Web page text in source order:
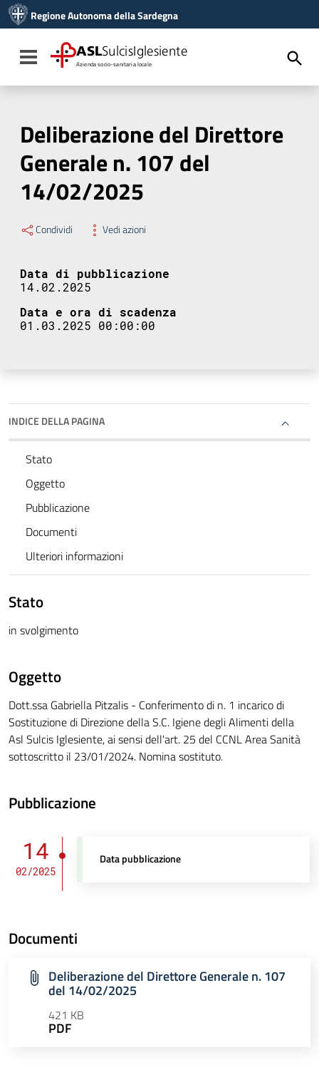
Vai al menu di navigazione
Vai al footer
Regione Autonoma della Sardegna
Toggle navigation
ASLSulcisIglesiente
Azienda socio-sanitaria locale
Deliberazione del Direttore
Generale n. 107 del
14/02/2025
Condividi Vedi azioni
Data di pubblicazione
14.02.2025
Data e ora di scadenza
01.03.2025 00:00:00
INDICE DELLA PAGINA
Stato
Oggetto
Pubblicazione
Documenti
Ulteriori informazioni
Stato
in svolgimento
Oggetto
Dott.ssa Gabriella Pitzalis - Conferimento di n. 1 incarico di
Sostituzione di Direzione della S.C. Igiene degli Alimenti della
Asl Sulcis Iglesiente, ai sensi dell'art. 25 del CCNL Area Sanità
sottoscritto il 23/01/2024. Nomina sostituto.
Pubblicazione
14
02/2025
Data pubblicazione
Documenti
Deliberazione del Direttore Generale n. 107
del 14/02/2025
421 KB
PDF